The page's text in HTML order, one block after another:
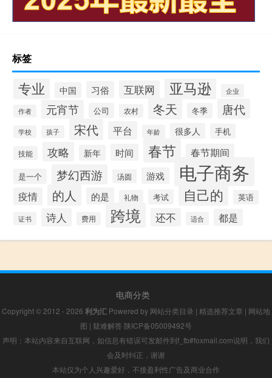
标签
专业 中国 习俗 互联网 亚马逊 企业
作者 元宵节 公司 农村 冬天 冬季 唐代
学校 孩子 宋代 平台 年龄 很多人 手机
技能 攻略 新年 时间 春节 春节期间
是一个 梦幻西游 汤圆 游戏 电子商务
疫情 的人 的是 礼物 考试 自己的 英语
证书 诗人 费用 跨境 还不 适合 都是
电商分类
Copyright © 2012 - 2026 利为汇 Powered by 网站分类目录 | 精选推荐文章 | 网站地
图 | 疑难解答 陕ICP备05009492号
声明：本站内容来自互联网，如信息有错误可发邮件到f_fb#foxmail.com说明，我们
会及时纠正，谢谢
本站仅为个人兴趣爱好，不接盈利性广告及商业合作